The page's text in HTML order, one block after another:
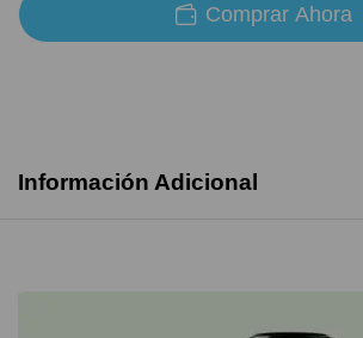
Comprar Ahora
Información Adicional